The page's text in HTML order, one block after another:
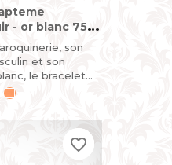
- or blanc 750
son
et son
le bracelet
et
Mandarine
favorite_border
favorite_border
favorite_border